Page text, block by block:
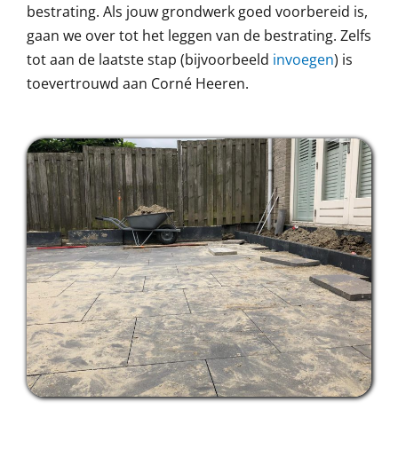
bestrating. Als jouw grondwerk goed voorbereid is,
gaan we over tot het leggen van de bestrating. Zelfs
tot aan de laatste stap (bijvoorbeeld invoegen) is
toevertrouwd aan Corné Heeren.